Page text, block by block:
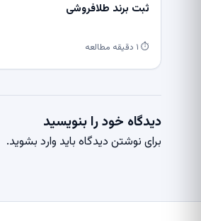
ثبت برند طلافروشی
⏱ ۱ دقیقه مطالعه
دیدگاه خود را بنویسید
برای نوشتن دیدگاه باید وارد بشوید.